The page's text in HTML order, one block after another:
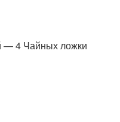
— 4 Чайных ложки